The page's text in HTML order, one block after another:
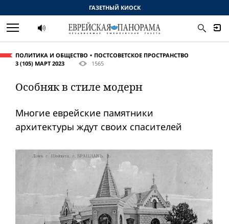
ПОЛИТИКА И ОБЩЕСТВО
ПОСТСОВЕТСКОЕ ПРОСТРАНСТВО
3 (105) МАРТ 2023
1565
Особняк в стиле модерн
Многие еврейские памятники
архитектуры ждут своих спасителей
ГАЗЕТНЫЙ КИОСК